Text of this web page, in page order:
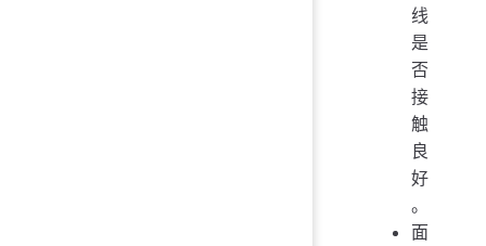
线
是
否
接
触
良
好
。
面